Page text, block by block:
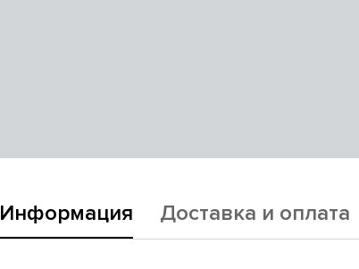
Информация Доставка и оплата